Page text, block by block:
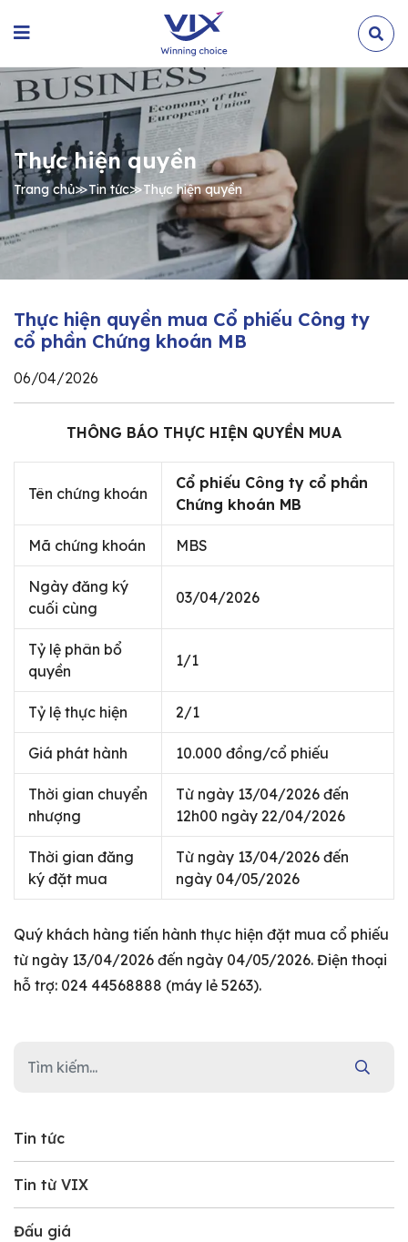
Thực hiện quyền
Trang chủ≫Tin tức≫Thực hiện quyền
Tin tức
Tin từ VIX
Đấu giá
Thực hiện quyền mua Cổ phiếu Công ty
cổ phần Chứng khoán MB
06/04/2026
THÔNG BÁO THỰC HIỆN QUYỀN MUA
Tên chứng khoán
Cổ phiếu Công ty cổ phần
Chứng khoán MB
Mã chứng khoán MBS
Ngày đăng ký
cuối cùng
03/04/2026
Tỷ lệ phân bổ
quyền
1/1
Tỷ lệ thực hiện 2/1
Giá phát hành 10.000 đồng/cổ phiếu
Thời gian chuyển
nhượng
Từ ngày 13/04/2026 đến
12h00 ngày 22/04/2026
Thời gian đăng
ký đặt mua
Từ ngày 13/04/2026 đến
ngày 04/05/2026
Quý khách hàng tiến hành thực hiện đặt mua cổ phiếu
từ ngày 13/04/2026 đến ngày 04/05/2026. Điện thoại
hỗ trợ: 024 44568888 (máy lẻ 5263).